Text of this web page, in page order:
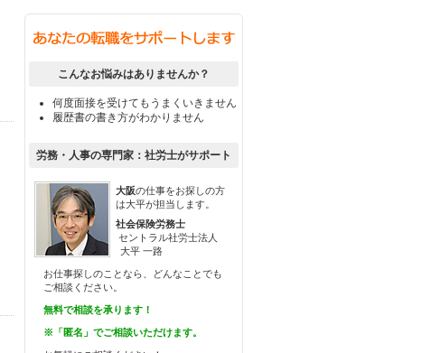
こんなお悩みはありませんか？
何度面接を受けてもうまくいきません
履歴書の書き方がわかりません
労務・人事の専門家：社労士がサポート
大阪の仕事をお探しの方
は大平が担当します。
社会保険労務士
セントラル社労士法人
大平 一路
お仕事探しのことなら、どんなことでも
ご相談ください。
無料で相談を承ります！
※「匿名」でご相談いただけます。